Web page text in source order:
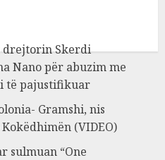
drejtorin Skerdi
Nano për abuzim me
të pajustifikuar
Gramshi, nis
(VIDEO)
sulmuan “One